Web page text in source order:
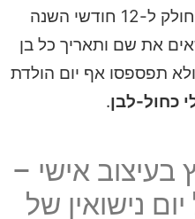
המחולק ל-12 חודשי השנה
את שם ותאריך כל בן
תפספסו אף יום הולדת
כחול-לבן.
בעיצוב אישי –
נישואין של